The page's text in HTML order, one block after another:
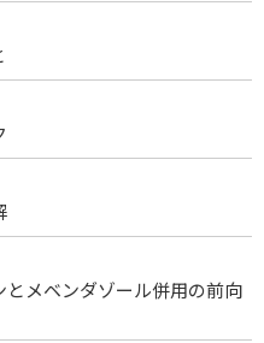
メベンダゾール併用の前向